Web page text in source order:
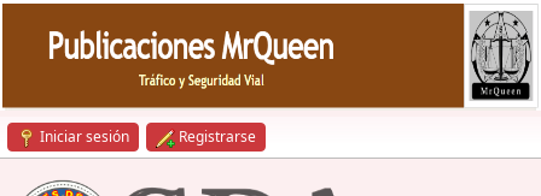
Iniciar sesión Registrarse